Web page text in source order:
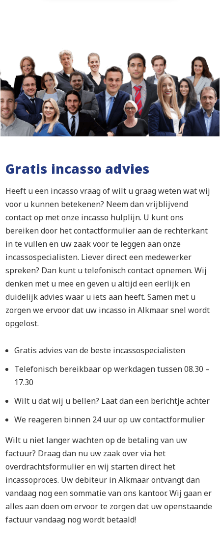
Gratis incasso advies
Heeft u een incasso vraag of wilt u graag weten wat wij
voor u kunnen betekenen? Neem dan vrijblijvend
contact op met onze incasso hulplijn. U kunt ons
bereiken door het contactformulier aan de rechterkant
in te vullen en uw zaak voor te leggen aan onze
incassospecialisten. Liever direct een medewerker
spreken? Dan kunt u telefonisch contact opnemen. Wij
denken met u mee en geven u altijd een eerlijk en
duidelijk advies waar u iets aan heeft. Samen met u
zorgen we ervoor dat uw incasso in Alkmaar snel wordt
opgelost.
Gratis advies van de beste incassospecialisten
Telefonisch bereikbaar op werkdagen tussen 08.30 –
17.30
Wilt u dat wij u bellen? Laat dan een berichtje achter
We reageren binnen 24 uur op uw contactformulier
Wilt u niet langer wachten op de betaling van uw
factuur? Draag dan nu uw zaak over via het
overdrachtsformulier en wij starten direct het
incassoproces. Uw debiteur in Alkmaar ontvangt dan
vandaag nog een sommatie van ons kantoor. Wij gaan er
alles aan doen om ervoor te zorgen dat uw openstaande
factuur vandaag nog wordt betaald!